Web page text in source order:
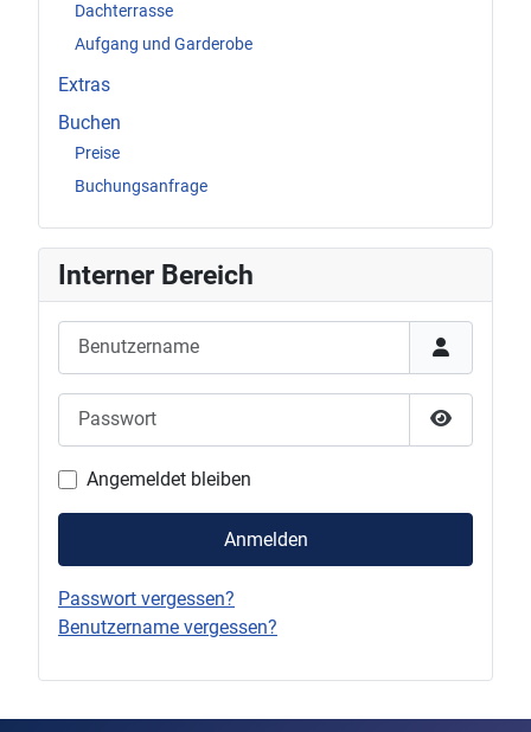
Dachterrasse
Aufgang und Garderobe
Extras
Buchen
Preise
Buchungsanfrage
Interner Bereich
Passwort
Passwort
Angemeldet bleiben
Anmelden
Passwort vergessen?
Benutzername vergessen?